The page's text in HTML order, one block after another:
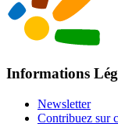
Informations
Newsletter
Contribuez sur